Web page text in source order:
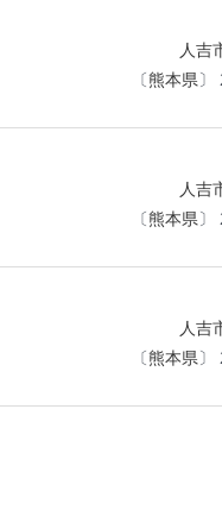
人吉
〔熊本県〕
人吉
〔熊本県〕
人吉
〔熊本県〕